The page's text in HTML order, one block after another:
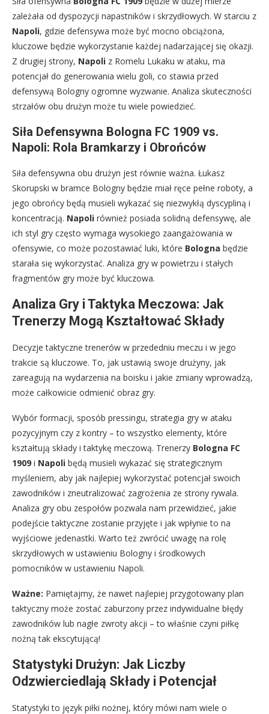
zależała od dyspozycji napastników i skrzydłowych. W starciu z
Napoli, gdzie defensywa może być mocno obciążona,
kluczowe będzie wykorzystanie każdej nadarzającej się okazji.
Z drugiej strony, Napoli z Romelu Lukaku w ataku, ma
potencjał do generowania wielu goli, co stawia przed
defensywą Bologny ogromne wyzwanie. Analiza skuteczności
strzałów obu drużyn może tu wiele powiedzieć.
Siła Defensywna Bologna FC 1909 vs.
Napoli: Rola Bramkarzy i Obrońców
Siła defensywna obu drużyn jest równie ważna. Łukasz
Skorupski w bramce Bologny będzie miał ręce pełne roboty, a
jego obrońcy będą musieli wykazać się niezwykłą dyscypliną i
koncentracją. Napoli również posiada solidną defensywę, ale
ich styl gry często wymaga wysokiego zaangażowania w
ofensywie, co może pozostawiać luki, które Bologna będzie
starała się wykorzystać. Analiza gry w powietrzu i stałych
fragmentów gry może być kluczowa.
Analiza Gry i Taktyka Meczowa: Jak
Trenerzy Mogą Kształtować Składy
Decyzje taktyczne trenerów w przededniu meczu i w jego
trakcie są kluczowe. To, jak ustawią swoje drużyny, jak
zareagują na wydarzenia na boisku i jakie zmiany wprowadzą,
może całkowicie odmienić obraz gry.
Wybór formacji, sposób pressingu, strategia gry w ataku
pozycyjnym czy z kontry – to wszystko elementy, które
kształtują składy i taktykę meczową. Trenerzy Bologna FC
1909 i Napoli będą musieli wykazać się strategicznym
myśleniem, aby jak najlepiej wykorzystać potencjał swoich
zawodników i zneutralizować zagrożenia ze strony rywala.
Analiza gry obu zespołów pozwala nam przewidzieć, jakie
podejście taktyczne zostanie przyjęte i jak wpłynie to na
wyjściowe jedenastki. Warto też zwrócić uwagę na rolę
skrzydłowych w ustawieniu Bologny i środkowych
pomocników w ustawieniu Napoli.
Ważne: Pamiętajmy, że nawet najlepiej przygotowany plan
taktyczny może zostać zaburzony przez indywidualne błędy
zawodników lub nagłe zwroty akcji – to właśnie czyni piłkę
nożną tak ekscytującą!
Statystyki Drużyn: Jak Liczby
Odzwierciedlają Składy i Potencjał
Statystyki to język piłki nożnej, który mówi nam wiele o